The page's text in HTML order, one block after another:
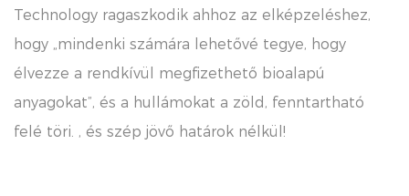
Technology ragaszkodik ahhoz az elképzeléshez,
hogy „mindenki számára lehetővé tegye, hogy
élvezze a rendkívül megfizethető bioalapú
anyagokat”, és a hullámokat a zöld, fenntartható
felé töri. , és szép jövő határok nélkül!